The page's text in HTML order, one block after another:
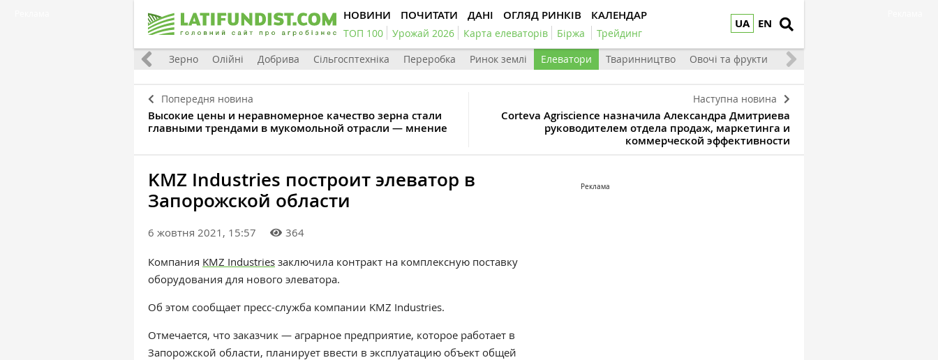
UA EN
НОВИНИ ПОЧИТАТИ ДАНІ ОГЛЯД РИНКІВ КАЛЕНДАР
ТОП 100 Урожай 2026 Карта елеваторів Біржа Трейдинг
Світ Зерно Олійні Добрива Сільгосптехніка Переробка Ринок землі Елеватори Тваринництво Овочі та фрукти
Попередня новина
Высокие цены и неравномерное качество зерна стали
главными трендами в мукомольной отрасли — мнение
Наступна новина
Corteva Agriscience назначила Александра Дмитриева
руководителем отдела продаж, маркетинга и
коммерческой эффективности
KMZ Industries построит элеватор в
Запорожской области
6 жовтня 2021, 15:57 364
Компания KMZ Industries заключила контракт на комплексную поставку
оборудования для нового элеватора.
Об этом сообщает пресс-служба компании KMZ Industries.
Отмечается, что заказчик — аграрное предприятие, которое работает в
Запорожской области, планирует ввести в эксплуатацию объект общей
Реклама